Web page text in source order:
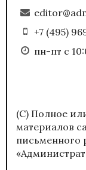
+7 (495)
пн-пт с
(С) Полное
материалов
письменного